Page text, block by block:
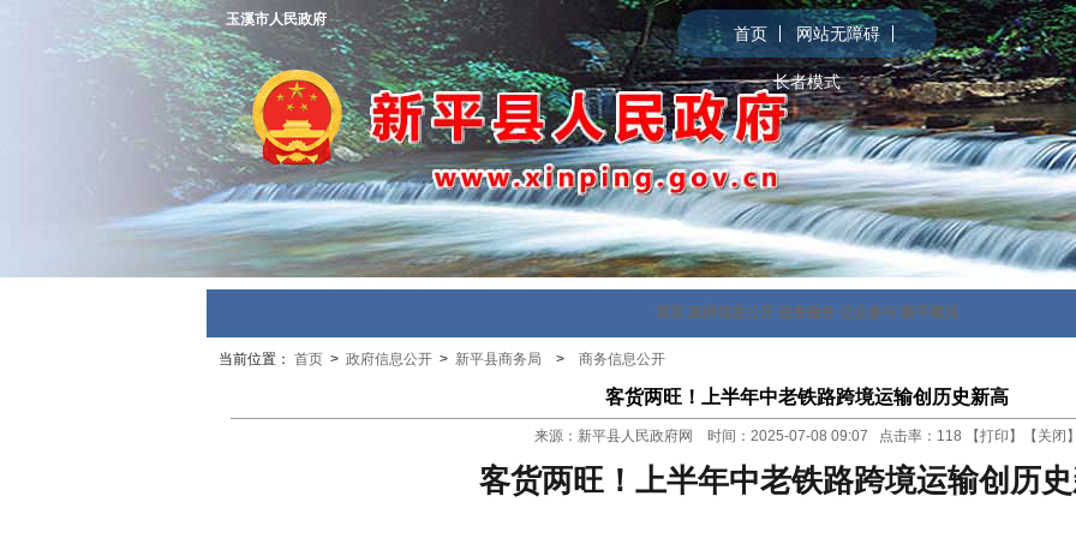
首页 网站无障碍
长者模式
玉溪市人民政府
首页 政府信息公开 政务服务 公众参与 新平概况
当前位置： 首页 > 政府信息公开 > 新平县商务局 > 商务信息公开
客货两旺！上半年中老铁路跨境运输创历史新高
来源：新平县人民政府网 时间：2025-07-08 09:07 点击率： 118 【打印 】【 关闭
客货两旺！上半年中老铁路跨境运输创历